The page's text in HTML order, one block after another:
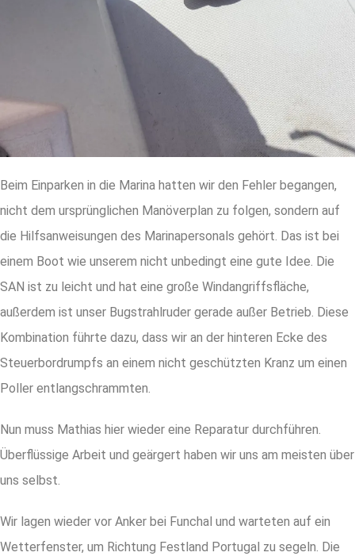
Beim Einparken in die Marina hatten wir den Fehler begangen,
nicht dem ursprünglichen Manöverplan zu folgen, sondern auf
die Hilfsanweisungen des Marinapersonals gehört. Das ist bei
einem Boot wie unserem nicht unbedingt eine gute Idee. Die
SAN ist zu leicht und hat eine große Windangriffsfläche,
außerdem ist unser Bugstrahlruder gerade außer Betrieb. Diese
Kombination führte dazu, dass wir an der hinteren Ecke des
Steuerbordrumpfs an einem nicht geschützten Kranz um einen
Poller entlangschrammten.
Nun muss Mathias hier wieder eine Reparatur durchführen.
Überflüssige Arbeit und geärgert haben wir uns am meisten über
uns selbst.
Wir lagen wieder vor Anker bei Funchal und warteten auf ein
Wetterfenster, um Richtung Festland Portugal zu segeln. Die